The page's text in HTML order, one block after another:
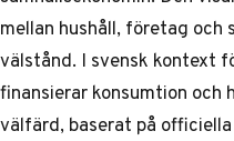
mellan hushåll, företag
välstånd. I svensk kontext
finansierar konsumtion
välfärd, baserat på